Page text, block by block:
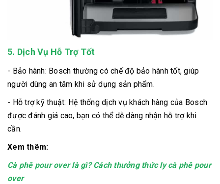
5. Dịch Vụ Hỗ Trợ Tốt
- Bảo hành: Bosch thường có chế độ bảo hành tốt, giúp
người dùng an tâm khi sử dụng sản phẩm.
- Hỗ trợ kỹ thuật: Hệ thống dịch vụ khách hàng của Bosch
được đánh giá cao, bạn có thể dễ dàng nhận hỗ trợ khi
cần.
Xem thêm:
Cà phê pour over là gì? Cách thưởng thức ly cà phê pour
over